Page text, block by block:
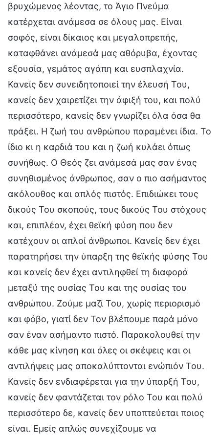
βρυχώμενος λέοντας, το Άγιο Πνεύμα
κατέρχεται ανάμεσα σε όλους μας. Είναι
σοφός, είναι δίκαιος και μεγαλοπρεπής,
καταφθάνει ανάμεσά μας αθόρυβα, έχοντας
εξουσία, γεμάτος αγάπη και ευσπλαχνία.
Κανείς δεν συνειδητοποιεί την έλευσή Του,
κανείς δεν χαιρετίζει την άφιξή του, και πολύ
περισσότερο, κανείς δεν γνωρίζει όλα όσα θα
πράξει. Η ζωή του ανθρώπου παραμένει ίδια. Το
ίδιο κι η καρδιά του και η ζωή κυλάει όπως
συνήθως. Ο Θεός ζει ανάμεσά μας σαν ένας
συνηθισμένος άνθρωπος, σαν ο πιο ασήμαντος
ακόλουθος και απλός πιστός. Επιδιώκει τους
δικούς Του σκοπούς, τους δικούς Του στόχους
και, επιπλέον, έχει θεϊκή φύση που δεν
κατέχουν οι απλοί άνθρωποι. Κανείς δεν έχει
παρατηρήσει την ύπαρξη της θεϊκής φύσης Του
και κανείς δεν έχει αντιληφθεί τη διαφορά
μεταξύ της ουσίας Του και της ουσίας του
ανθρώπου. Ζούμε μαζί Του, χωρίς περιορισμό
και φόβο, γιατί δεν Τον βλέπουμε παρά μόνο
σαν έναν ασήμαντο πιστό. Παρακολουθεί την
κάθε μας κίνηση και όλες οι σκέψεις και οι
αντιλήψεις μας αποκαλύπτονται ενώπιόν Του.
Κανείς δεν ενδιαφέρεται για την ύπαρξή Του,
κανείς δεν φαντάζεται τον ρόλο Του και πολύ
περισσότερο δε, κανείς δεν υποπτεύεται ποιος
είναι. Εμείς απλώς συνεχίζουμε να